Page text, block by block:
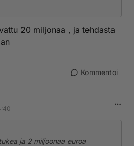
20 miljonaa , ja tehdasta
Kommentoi
ja 2 miljoonaa euroa